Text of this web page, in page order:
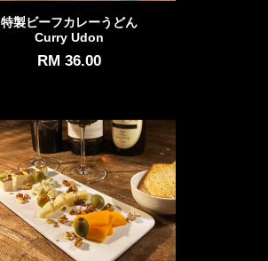
特製ビーフカレーうどん
Curry Udon
RM 36.00